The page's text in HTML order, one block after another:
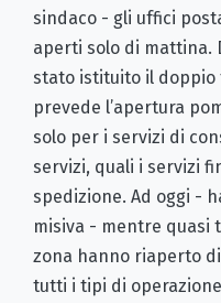
sindaco - gli uffici
aperti solo di mattina.
stato istituito il doppio
prevede l’apertura
solo per i servizi di
servizi, quali i servizi
spedizione. Ad oggi -
misiva - mentre quasi
zona hanno riaperto
tutti i tipi di